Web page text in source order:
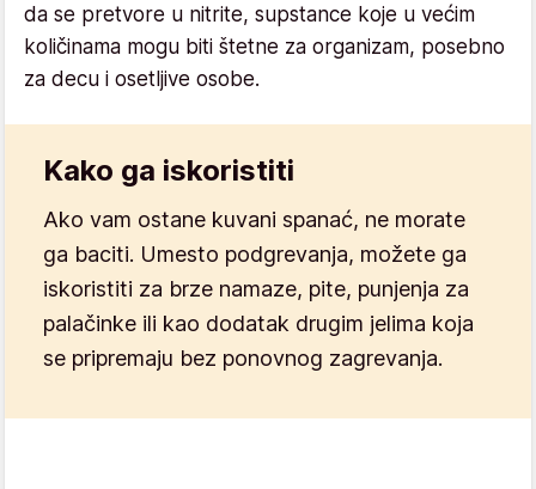
da se pretvore u nitrite, supstance koje u većim
količinama mogu biti štetne za organizam, posebno
za decu i osetljive osobe.
Kako ga iskoristiti
Ako vam ostane kuvani spanać, ne morate
ga baciti. Umesto podgrevanja, možete ga
iskoristiti za brze namaze, pite, punjenja za
palačinke ili kao dodatak drugim jelima koja
se pripremaju bez ponovnog zagrevanja.